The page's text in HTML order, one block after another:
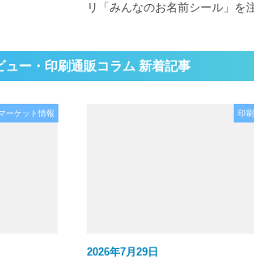
リ「みんなのお名前シール」を
ュー・印刷通販コラム 新着記事
ーケット情報 印
2026年7月29日